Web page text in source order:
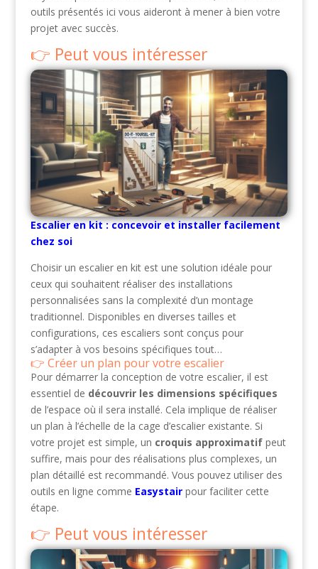
outils présentés ici vous aideront à mener à bien votre
projet avec succès.
Peut vous intéresser
Escalier en kit : concevoir et installer facilement
chez soi
Choisir un escalier en kit est une solution idéale pour
ceux qui souhaitent réaliser des installations
personnalisées sans la complexité d’un montage
traditionnel. Disponibles en diverses tailles et
configurations, ces escaliers sont conçus pour
s’adapter à vos besoins spécifiques tout…
Créer un plan pour votre escalier
Pour démarrer la conception de votre escalier, il est
essentiel de découvrir les dimensions spécifiques
de l’espace où il sera installé. Cela implique de réaliser
un plan à l’échelle de la cage d’escalier existante. Si
votre projet est simple, un croquis approximatifpeut
suffire, mais pour des réalisations plus complexes, un
plan détaillé est recommandé. Vous pouvez utiliser des
outils en ligne comme Easystairpour faciliter cette
étape.
Peut vous intéresser